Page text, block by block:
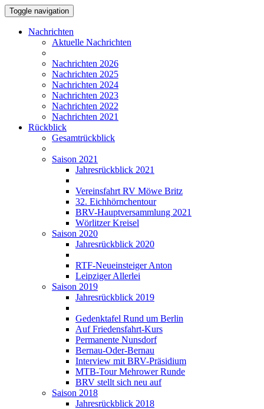
Toggle navigation
Nachrichten
Aktuelle Nachrichten
Nachrichten 2026
Nachrichten 2025
Nachrichten 2024
Nachrichten 2023
Nachrichten 2022
Nachrichten 2021
Rückblick
Gesamtrückblick
Saison 2021
Jahresrückblick 2021
Vereinsfahrt RV Möwe Britz
32. Eichhörnchentour
BRV-Hauptversammlung 2021
Wörlitzer Kreisel
Saison 2020
Jahresrückblick 2020
RTF-Neueinsteiger Anton
Leipziger Allerlei
Saison 2019
Jahresrückblick 2019
Gedenktafel Rund um Berlin
Auf Friedensfahrt-Kurs
Permanente Nunsdorf
Bernau-Oder-Bernau
Interview mit BRV-Präsidium
MTB-Tour Mehrower Runde
BRV stellt sich neu auf
Saison 2018
Jahresrückblick 2018